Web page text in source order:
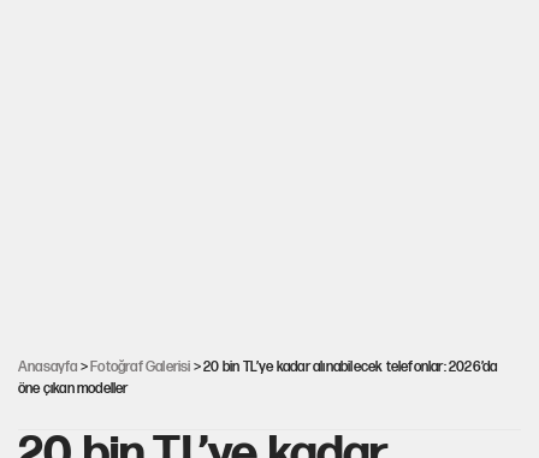
Anasayfa >Fotoğraf Galerisi > 20 bin TL’ye kadar alınabilecek telefonlar: 2026’da
öne çıkan modeller